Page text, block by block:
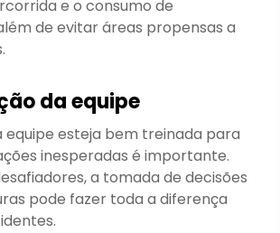
e o consumo de
de evitar áreas propensas a
da equipe
equipe esteja bem treinada para
inesperadas é importante.
a tomada de decisões
pode fazer toda a diferença